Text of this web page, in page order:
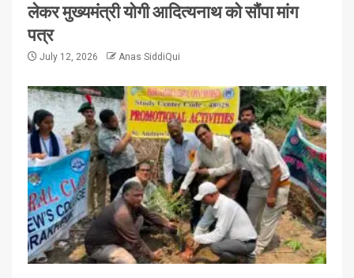
लेकर मुख्यमंत्री योगी आदित्यनाथ को सौंपा मांग
पत्र
July 12, 2026 Anas SiddiQui